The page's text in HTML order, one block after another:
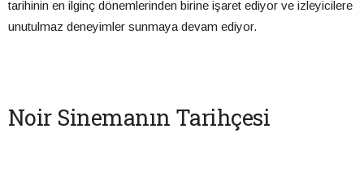
tarihinin en ilginç dönemlerinden birine işaret ediyor ve izleyicilere
unutulmaz deneyimler sunmaya devam ediyor.
Noir Sinemanın Tarihçesi